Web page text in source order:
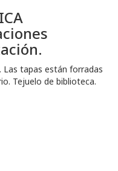
Las tapas están forradas
Tejuelo de biblioteca.